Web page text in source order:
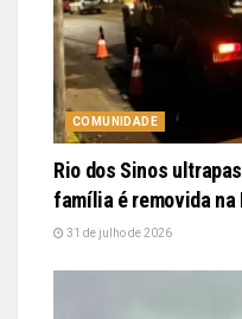
COMUNIDADE
Rio dos Sinos
família é removida na
31 de julho de 2026